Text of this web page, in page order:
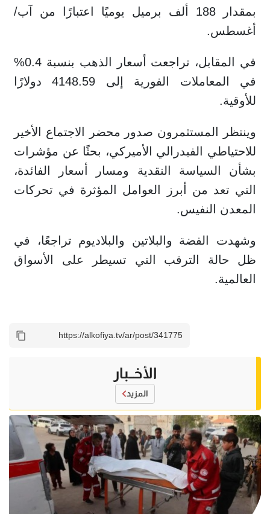
بمقدار 188 ألف برميل يوميًا اعتبارًا من آب/
أغسطس.
في المقابل، تراجعت أسعار الذهب بنسبة 0.4%
في المعاملات الفورية إلى 4148.59 دولارًا
للأوقية.
وينتظر المستثمرون صدور محضر الاجتماع الأخير
للاحتياطي الفيدرالي الأميركي، بحثًا عن مؤشرات
بشأن السياسة النقدية ومسار أسعار الفائدة،
التي تعد من أبرز العوامل المؤثرة في تحركات
المعدن النفيس.
وشهدت الفضة والبلاتين والبلاديوم تراجعًا، في
ظل حالة الترقب التي تسيطر على الأسواق
العالمية.
الأخــبار
المزيد